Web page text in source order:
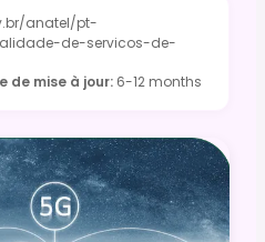
anatel/pt-
de-servicos-de-
de mise à jour: 6-12 months